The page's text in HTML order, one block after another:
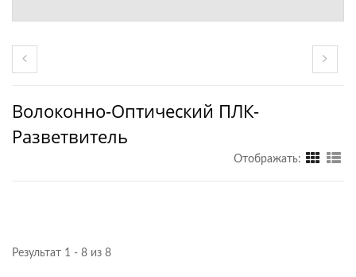
Волоконно-Оптический ПЛК-
Разветвитель
Отображать:
Результат 1 - 8 из 8